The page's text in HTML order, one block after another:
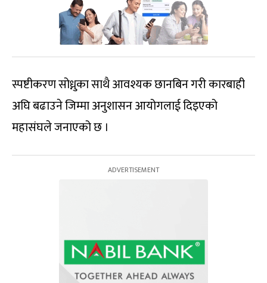
स्पष्टीकरण सोध्नुका साथै आवश्यक छानबिन गरी कारबाही
अघि बढाउने जिम्मा अनुशासन आयोगलाई दिइएको
महासंघले जनाएको छ ।